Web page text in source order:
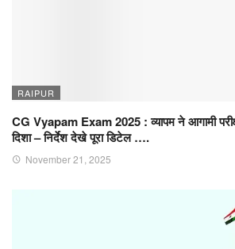
RAIPUR
CG Vyapam Exam 2025 : व्यापम ने आगामी
दिशा – निर्देश देखे पूरा डिटेल ….
November 21, 2025